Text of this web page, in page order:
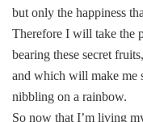
but only the happiness
Therefore I will take the
bearing these secret
and which will make me
nibbling on a rainbow.
So now that I’m living